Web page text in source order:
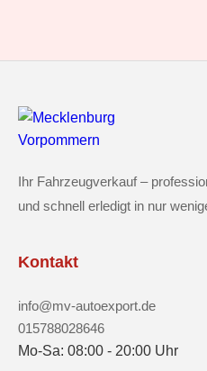
Ihr Fahrzeugverkauf –
und schnell erledigt in nur
Kontakt
info@mv-autoexport.de
015788028646
Mo-Sa: 08:00 - 20:00 Uhr